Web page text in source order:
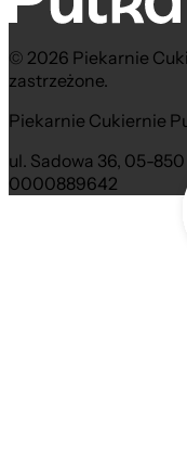
© 2026 Piekarnie
zastrzeżone.
Piekarnie Cukiernie
ul. Sadowa 36, 05-
0000889642